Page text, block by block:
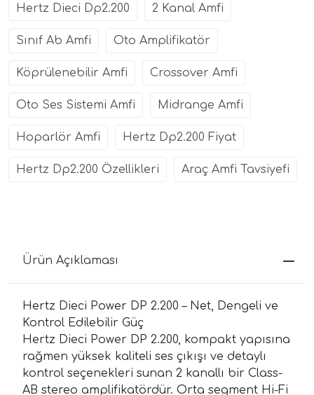
Hertz Dieci Dp2.200 2 Kanal Amfi
Sınıf Ab Amfi Oto Amplifikatör
Köprülenebilir Amfi Crossover Amfi
Oto Ses Sistemi Amfi Midrange Amfi
Hoparlör Amfi Hertz Dp2.200 Fiyat
Hertz Dp2.200 Özellikleri Araç Amfi Tavsiyefi
Ürün Açıklaması
Hertz Dieci Power DP 2.200 – Net, Dengeli ve
Kontrol Edilebilir Güç
Hertz Dieci Power DP 2.200, kompakt yapısına
rağmen yüksek kaliteli ses çıkışı ve detaylı
kontrol seçenekleri sunan 2 kanallı bir Class-
AB stereo amplifikatördür. Orta segment Hi-Fi